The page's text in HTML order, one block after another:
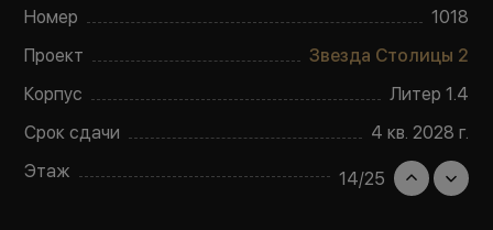
Номер
1018
Проект
Звезда Столицы 2
Корпус
Литер 1.4
Срок сдачи
4 кв. 2028 г.
Этаж
14/25